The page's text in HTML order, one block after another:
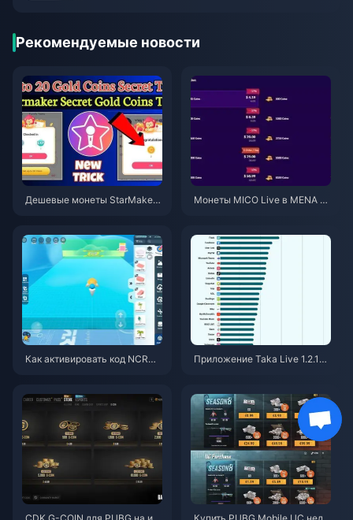
Рекомендуемые новости
Дешевые монеты StarMaker
Монеты MICO Live в MENA по
Как активировать код NCRCK
Приложение Taka Live 1.2.11
6 года? Причины и способы р
ешения